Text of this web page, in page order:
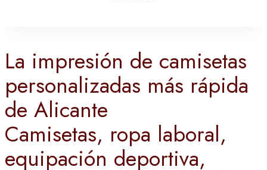
La impresión de camisetas
personalizadas más rápida
de Alicante
Camisetas, ropa laboral,
equipación deportiva,